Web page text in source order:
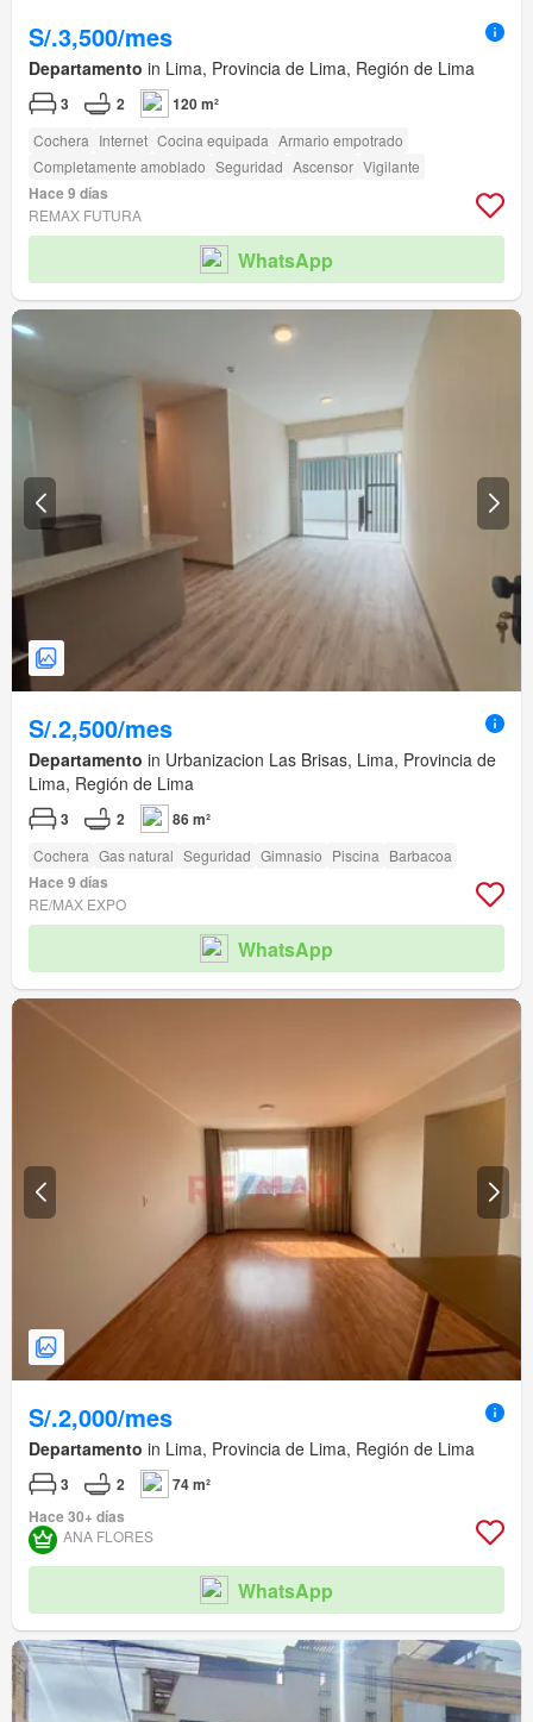
S/.3,500/mes
Departamento in Lima, Provincia de Lima, Región de Lima
3 2 120 m²
Cochera Internet Cocina equipada Armario empotrado
Completamente amoblado Seguridad Ascensor Vigilante
Hace 9 días
REMAX FUTURA
WhatsApp
S/.2,500/mes
Departamento in Urbanizacion Las Brisas, Lima, Provincia de
Lima, Región de Lima
3 2 86 m²
Cochera Gas natural Seguridad Gimnasio Piscina Barbacoa
Hace 9 días
RE/MAX EXPO
WhatsApp
S/.2,000/mes
Departamento in Lima, Provincia de Lima, Región de Lima
3 2
74 m²
Hace 30+ días
ANA FLORES
WhatsApp